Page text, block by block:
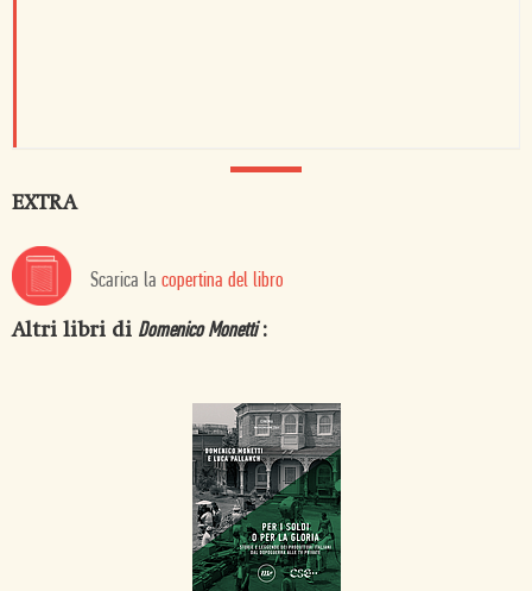
EXTRA
Scarica la copertina del libro
Altri libri di Domenico Monetti: